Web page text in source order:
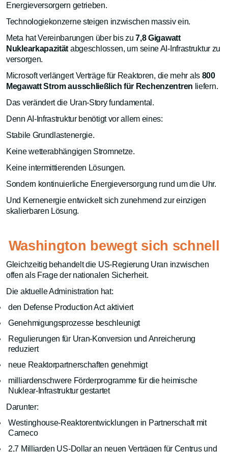
Energieversorgern getrieben.
Technologiekonzerne steigen inzwischen massiv ein.
Meta hat Vereinbarungen über bis zu7,8 Gigawatt
Nuklearkapazität abgeschlossen, um seine AI-Infrastruktur zu
versorgen.
Microsoft verlängert Verträge für Reaktoren, die mehr als 800
Megawatt Strom ausschließlich für Rechenzentren liefern.
Das verändert die Uran-Story fundamental.
Denn AI-Infrastruktur benötigt vor allem eines:
Stabile Grundlastenergie.
Keine wetterabhängigen Stromnetze.
Keine intermittierenden Lösungen.
Sondern kontinuierliche Energieversorgung rund um die Uhr.
Und Kernenergie entwickelt sich zunehmend zur einzigen
skalierbaren Lösung.
Washington bewegt sich schnell
Gleichzeitig behandelt die US-Regierung Uran inzwischen
offen als Frage der nationalen Sicherheit.
Die aktuelle Administration hat:
den Defense Production Act aktiviert
Genehmigungsprozesse beschleunigt
Regulierungen für Uran-Konversion und Anreicherung
reduziert
neue Reaktorpartnerschaften genehmigt
milliardenschwere Förderprogramme für die heimische
Nuklear-Infrastruktur gestartet
Darunter:
Westinghouse-Reaktorentwicklungen in Partnerschaft mit
Cameco
2,7 Milliarden US-Dollar an neuen Verträgen für Centrus und